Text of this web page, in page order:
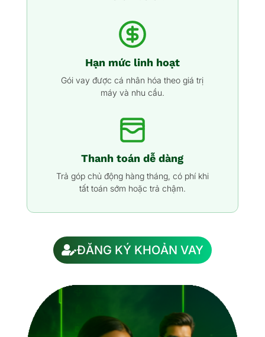
Hạn mức linh hoạt
Gói vay được cá nhân hóa theo giá trị
máy và nhu cầu.
Thanh toán dễ dàng
Trả góp chủ động hàng tháng, có phí khi
tất toán sớm hoặc trả chậm.
ĐĂNG KÝ KHOẢN VAY